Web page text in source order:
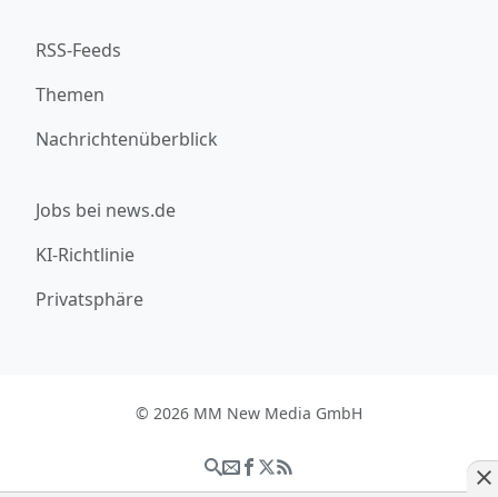
RSS-Feeds
Themen
Nachrichtenüberblick
Jobs bei news.de
KI-Richtlinie
Privatsphäre
© 2026 MM New Media GmbH